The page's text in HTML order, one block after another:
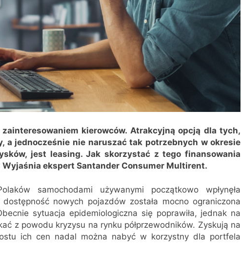
kierowców. Atrakcyjną opcją dla tych,
a jednocześnie nie naruszać tak potrzebnych w okresie
jest leasing. Jak skorzystać z tego finansowania
ekspert Santander Consumer Multirent.
samochodami używanymi początkowo wpłynęła
nowych pojazdów została mocno ograniczona
sytuacja epidemiologiczna się poprawiła, jednak na
z powodu kryzysu na rynku półprzewodników. Zyskują na
ich cen nadal można nabyć w korzystny dla portfela